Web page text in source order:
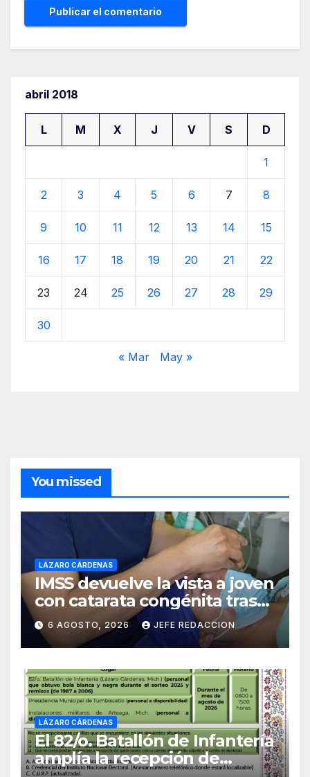
abril 2018
L M X J V S D
1
2 3 4 5 6 7 8
9 10 11 12 13 14 15
16 17 18 19 20 21 22
23 24 25 26 27 28 29
30
« Mar May »
You missed
LÁZARO CÁRDENAS
IMSS devuelve la vista a joven
con catarata congénita tras
23 años de limitación visual
6 AGOSTO, 2026 JEFE REDACCION
LÁZARO CÁRDENAS
El 82/o. Batallón de Infantería
amplía la recepción de